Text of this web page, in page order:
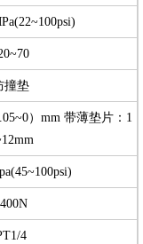
撞垫
）mm 带薄垫片：1
4